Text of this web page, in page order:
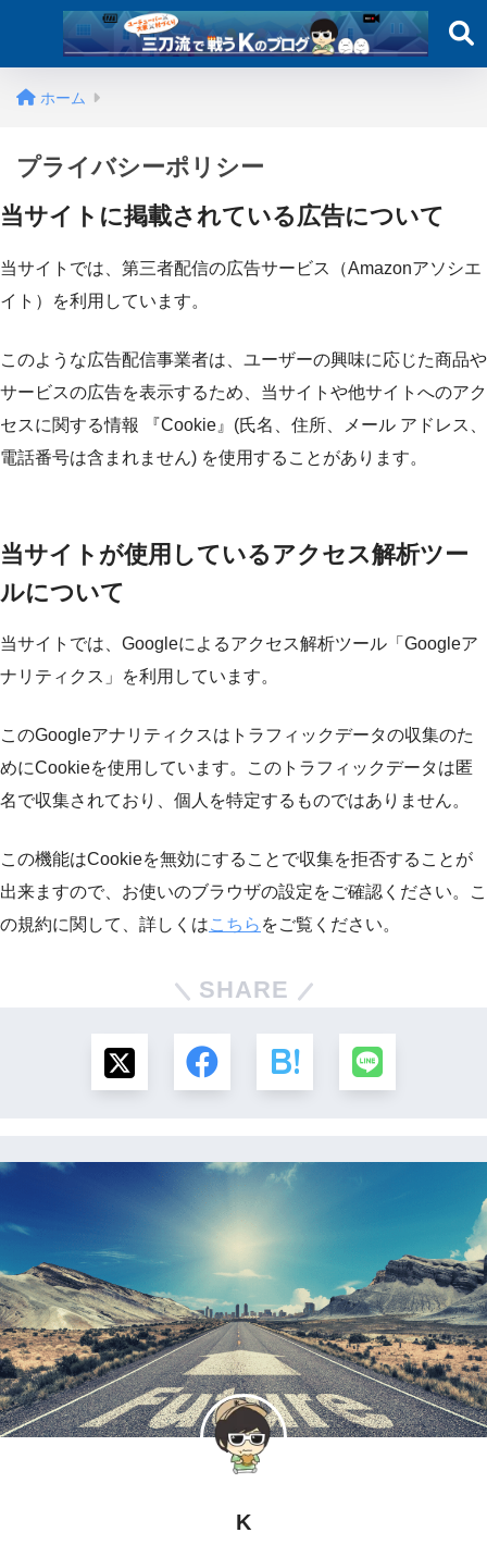
ホーム
プライバシーポリシー
当サイトに掲載されている広告について
当サイトでは、第三者配信の広告サービス（Amazonアソシエ
イト）を利用しています。
このような広告配信事業者は、ユーザーの興味に応じた商品や
サービスの広告を表示するため、当サイトや他サイトへのアク
セスに関する情報 『Cookie』(氏名、住所、メール アドレス、
電話番号は含まれません) を使用することがあります。
当サイトが使用しているアクセス解析ツー
ルについて
当サイトでは、Googleによるアクセス解析ツール「Googleア
ナリティクス」を利用しています。
このGoogleアナリティクスはトラフィックデータの収集のた
めにCookieを使用しています。このトラフィックデータは匿
名で収集されており、個人を特定するものではありません。
この機能はCookieを無効にすることで収集を拒否することが
出来ますので、お使いのブラウザの設定をご確認ください。こ
の規約に関して、詳しくはこちら をご覧ください。
SHARE
K